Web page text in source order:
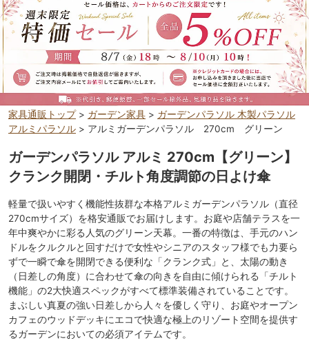
家具通販トップ> ガーデン家具 > ガーデンパラソル 木製パラソル
アルミパラソル > アルミガーデンパラソル 270cm グリーン
ガーデンパラソル アルミ 270cm【グリーン】
クランク開閉・チルト角度調節の日よけ傘
軽量で扱いやすく機能性抜群な本格アルミガーデンパラソル（直径
270cmサイズ）を格安通販でお届けします。お庭や店舗テラスを一
年中爽やかに彩る人気のグリーン天幕。一番の特徴は、手元のハン
ドルをクルクルと回すだけで女性やシニアのスタッフ様でも力要ら
ずで一瞬で傘を開閉できる便利な「クランク式」と、太陽の動き
（日差しの角度）に合わせて傘の向きを自由に傾けられる「チルト
機能」の2大快適スペックがすべて標準装備されていることです。
まぶしい真夏の強い日差しから人々を優しく守り、お庭やオープン
カフェのウッドデッキにエコで快適な極上のリゾート空間を提供す
るガーデンにおいての必須アイテムです。